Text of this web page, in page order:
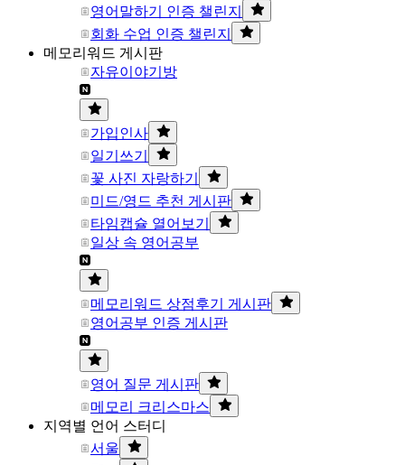
영어말하기 인증 챌린지
회화 수업 인증 챌린지
메모리워드 게시판
자유이야기방
가입인사
일기쓰기
꽃 사진 자랑하기
미드/영드 추천 게시판
타임캡슐 열어보기
일상 속 영어공부
메모리워드 상점후기 게시판
영어공부 인증 게시판
영어 질문 게시판
메모리 크리스마스
지역별 언어 스터디
서울